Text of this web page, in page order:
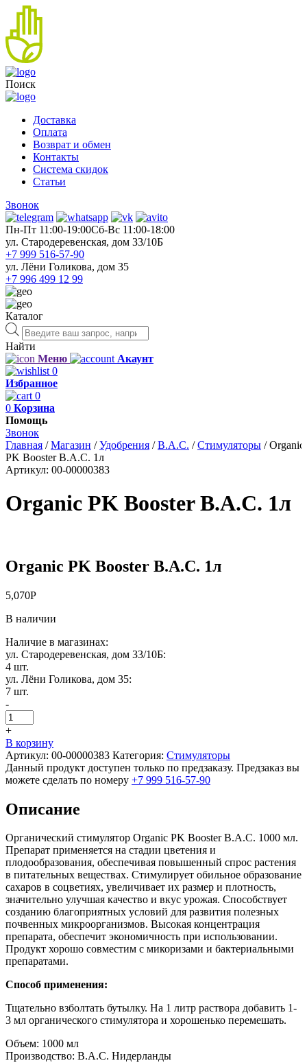
Поиск
Доставка
Оплата
Возврат и обмен
Контакты
Система скидок
Статьи
Звонок
Пн-Пт 11:00-19:00Cб-Вс 11:00-18:00
ул. Стародеревенская, дом 33/10Б
+7 999 516-57-90
ул. Лёни Голикова, дом 35
+7 996 499 12 99
Каталог
Поиск
товаров
Найти
Меню
Акаунт
0
Избранное
0
0 Корзина
Помощь
Звонок
Главная /Магазин /Удобрения /B.A.C. /Стимуляторы /Organic
PK Booster B.A.C. 1л
Артикул: 00-00000383
Organic PK Booster B.A.C. 1л
Organic PK Booster B.A.C. 1л
5,070Р
В наличии
Наличие в магазинах:
ул. Стародеревенская, дом 33/10Б:
4 шт.
ул. Лёни Голикова, дом 35:
7 шт.
-
+
В корзину
Артикул: 00-00000383 Категория: Стимуляторы
Данный продукт доступен только по предзаказу. Предзаказ вы
можете сделать по номеру +7 999 516-57-90
Описание
Органический стимулятор Organic PK Booster B.A.C. 1000 мл.
Препарат применяется на стадии цветения и
плодообразования, обеспечивая повышенный спрос растения
в питательных веществах. Стимулирует обильное образование
сахаров в соцветиях, увеличивает их размер и плотность,
значительно улучшая качество и вкус урожая. Способствует
созданию благоприятных условий для развития полезных
почвенных микроорганизмов. Высокая концентрация
препарата, обеспечит экономичность при использовании.
Продукт хорошо совместим с микоризами и бактериальными
препаратами.
Способ применения:
Тщательно взболтать бутылку. На 1 литр раствора добавить 1-
3 мл органического стимулятора и хорошенько перемешать.
Объем: 1000 мл
Производство: B.A.C. Нидерланды